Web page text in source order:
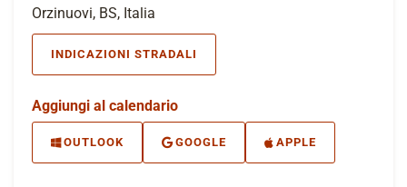
Orzinuovi, BS, Italia
INDICAZIONI STRADALI
Aggiungi al calendario
OUTLOOK GOOGLE APPLE